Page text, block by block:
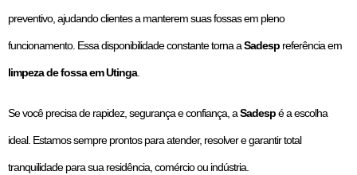
preventivo, ajudando clientes a manterem suas fossas em pleno
funcionamento. Essa disponibilidade constante torna aSadesp referência em
limpeza de fossa em Utinga.
Se você precisa de rapidez, segurança e confiança, aSadespé a escolha
ideal. Estamos sempre prontos para atender, resolver e garantir total
tranquilidade para sua residência, comércio ou indústria.